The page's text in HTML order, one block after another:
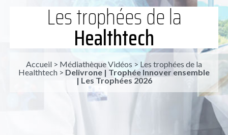
Les trophées de la
Healthtech
Accueil > Médiathèque Vidéos > Les trophées de la
Healthtech > Delivrone | Trophée Innover ensemble
| Les Trophées 2026